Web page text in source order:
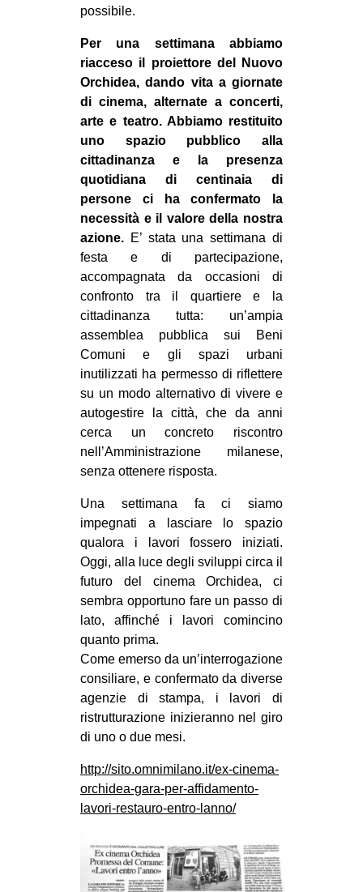
AMERICHE
ESTREMO ORIENTE
EUROPA
MEDIO ORIENTE
MONDO
EVENTI
in
Fb
tw
bsky
ms
SEARCH
possibile.
Per una settimana abbiamo
riacceso il proiettore del Nuovo
Orchidea, dando vita a giornate
di cinema, alternate a concerti,
arte e teatro. Abbiamo restituito
uno spazio pubblico alla
cittadinanza e la presenza
quotidiana di centinaia di
persone ci ha confermato la
necessità e il valore della nostra
azione. E’ stata una settimana di
festa e di partecipazione,
accompagnata da occasioni di
confronto tra il quartiere e la
cittadinanza tutta: un’ampia
assemblea pubblica sui Beni
Comuni e gli spazi urbani
inutilizzati ha permesso di riflettere
su un modo alternativo di vivere e
autogestire la città, che da anni
cerca un concreto riscontro
nell’Amministrazione milanese,
senza ottenere risposta.
Una settimana fa ci siamo
impegnati a lasciare lo spazio
qualora i lavori fossero iniziati.
Oggi, alla luce degli sviluppi circa il
futuro del cinema Orchidea, ci
sembra opportuno fare un passo di
lato, affinché i lavori comincino
quanto prima.
Come emerso da un’interrogazione
consiliare, e confermato da diverse
agenzie di stampa, i lavori di
ristrutturazione inizieranno nel giro
di uno o due mesi.
http://sito.omnimilano.it/ex-cinema-
orchidea-gara-per-affidamento-
lavori-restauro-entro-lanno/